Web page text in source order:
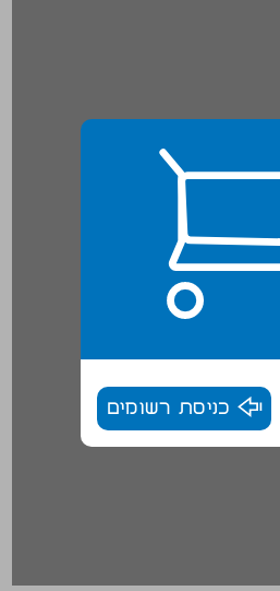
כניסת רשומים